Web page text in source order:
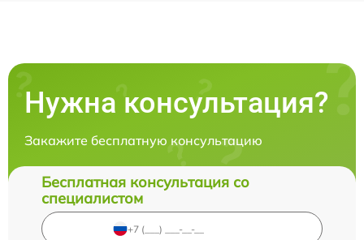
Нужна консультация?
Закажите бесплатную консультацию
Бесплатная консультация со
специалистом